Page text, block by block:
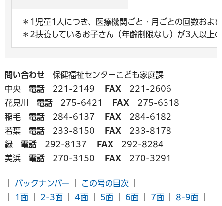
＊1児童1人につき、医療機関ごと・月ごとの回数およ
＊2扶養しているお子さん（年齢制限なし）が3人以上
問い合わせ 保健福祉センターこども家庭課
中央 電話 221-2149 FAX 221-2606
花見川 電話 275-6421 FAX 275-6318
稲毛 電話 284-6137 FAX 284-6182
若葉 電話 233-8150 FAX 233-8178
緑 電話 292-8137 FAX 292-8284
美浜 電話 270-3150 FAX 270-3291
バックナンバー この号の目次
1面 2-3面 4面 5面 6面 7面 8-9面